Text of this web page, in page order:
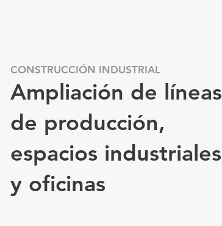
CONSTRUCCIÓN INDUSTRIAL
Ampliación de líneas
de producción,
espacios industriales
y oficinas